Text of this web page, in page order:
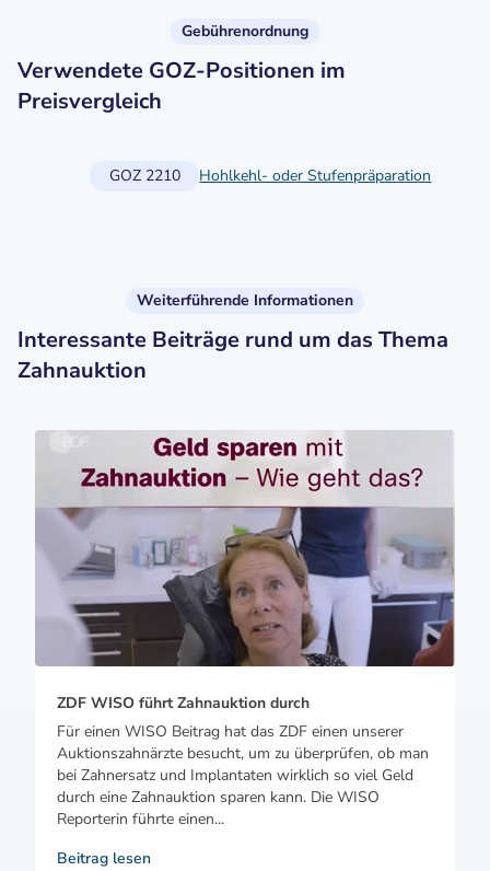
Gebührenordnung
Verwendete GOZ-Positionen im
Preisvergleich
GOZ 2210 Hohlkehl- oder Stufenpräparation
Weiterführende Informationen
Interessante Beiträge rund um das Thema
Zahnauktion
ZDF WISO führt Zahnauktion durch
Für einen WISO Beitrag hat das ZDF einen unserer
Auktionszahnärzte besucht, um zu überprüfen, ob man
bei Zahnersatz und Implantaten wirklich so viel Geld
durch eine Zahnauktion sparen kann. Die WISO
Reporterin führte einen...
Beitrag lesen